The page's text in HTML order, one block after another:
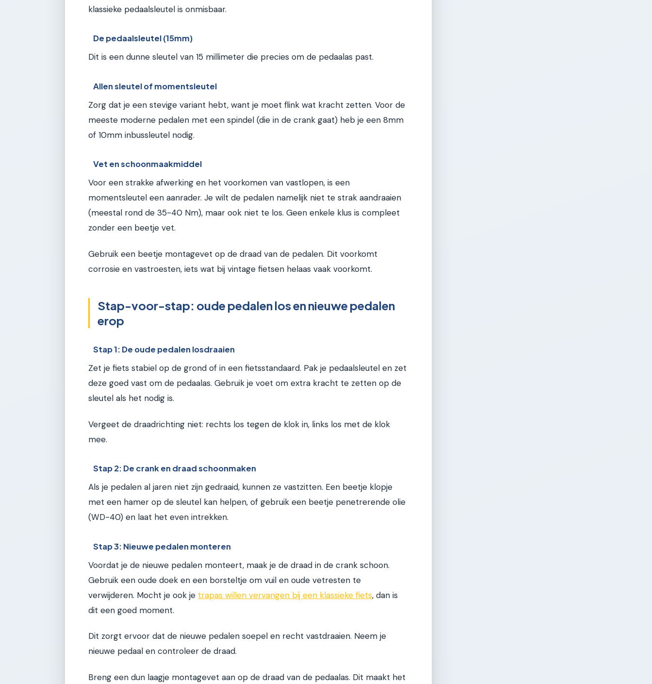
klassieke pedaalsleutel is onmisbaar.
De pedaalsleutel (15mm)
Dit is een dunne sleutel van 15 millimeter die precies om de pedaalas past.
Allen sleutel of momentsleutel
Zorg dat je een stevige variant hebt, want je moet flink wat kracht zetten. Voor de
meeste moderne pedalen met een spindel (die in de crank gaat) heb je een 8mm
of 10mm inbussleutel nodig.
Vet en schoonmaakmiddel
Voor een strakke afwerking en het voorkomen van vastlopen, is een
momentsleutel een aanrader. Je wilt de pedalen namelijk niet te strak aandraaien
(meestal rond de 35-40 Nm), maar ook niet te los. Geen enkele klus is compleet
zonder een beetje vet.
Gebruik een beetje montagevet op de draad van de pedalen. Dit voorkomt
corrosie en vastroesten, iets wat bij vintage fietsen helaas vaak voorkomt.
Stap-voor-stap: oude pedalen los en nieuwe pedalen
erop
Stap 1: De oude pedalen losdraaien
Zet je fiets stabiel op de grond of in een fietsstandaard. Pak je pedaalsleutel en zet
deze goed vast om de pedaalas. Gebruik je voet om extra kracht te zetten op de
sleutel als het nodig is.
Vergeet de draadrichting niet: rechts los tegen de klok in, links los met de klok
mee.
Stap 2: De crank en draad schoonmaken
Als je pedalen al jaren niet zijn gedraaid, kunnen ze vastzitten. Een beetje klopje
met een hamer op de sleutel kan helpen, of gebruik een beetje penetrerende olie
(WD-40) en laat het even intrekken.
Stap 3: Nieuwe pedalen monteren
Voordat je de nieuwe pedalen monteert, maak je de draad in de crank schoon.
Gebruik een oude doek en een borsteltje om vuil en oude vetresten te
verwijderen. Mocht je ook je trapas willen vervangen bij een klassieke fiets, dan is
dit een goed moment.
Dit zorgt ervoor dat de nieuwe pedalen soepel en recht vastdraaien. Neem je
nieuwe pedaal en controleer de draad.
Breng een dun laagje montagevet aan op de draad van de pedaalas. Dit maakt het